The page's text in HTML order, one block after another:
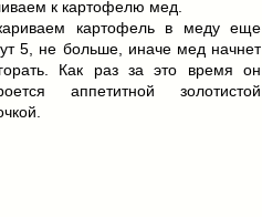
к картофелю мед.
картофель в меду еще
5, не больше, иначе мед начнет
Как раз за это время он
аппетитной золотистой